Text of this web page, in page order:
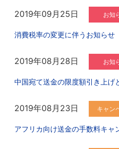
2019年09月25日 お知
消費税率の変更に伴うお知らせ
2019年08月28日 お知
中国宛て送金の限度額引き上げ
2019年08月23日 キャン
アフリカ向け送金の手数料キャ